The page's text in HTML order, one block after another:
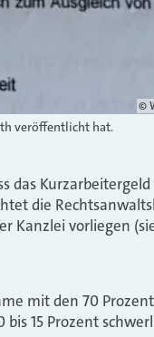
©
veröffentlicht hat.
das
die
Kanzlei vorliegen
mit den 70 Prozent
15 Prozent